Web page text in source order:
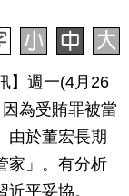
】週一(4月26
為受賄罪被當
由於董宏長期
家」。有分析
平妥協。